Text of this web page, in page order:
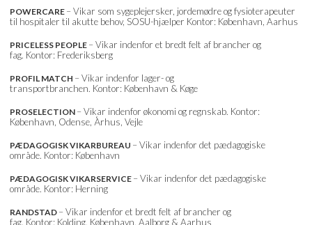
POWERCARE – Vikar som sygeplejersker, jordemødre og fysioterapeuter
til hospitaler til akutte behov, SOSU-hjælper Kontor: København, Aarhus
PRICELESS PEOPLE – Vikar indenfor et bredt felt af brancher og
fag. Kontor: Frederiksberg
PROFIL MATCH – Vikar indenfor lager- og
transportbranchen. Kontor: København & Køge
PROSELECTION – Vikar indenfor økonomi og regnskab. Kontor:
København, Odense, Århus, Vejle
PÆDAGOGISK VIKARBUREAU – Vikar indenfor det pædagogiske
område. Kontor: København
PÆDAGOGISK VIKARSERVICE – Vikar indenfor det pædagogiske
område. Kontor: Herning
RANDSTAD – Vikar indenfor et bredt felt af brancher og
fag. Kontor: Kolding, København, Aalborg & Aarhus